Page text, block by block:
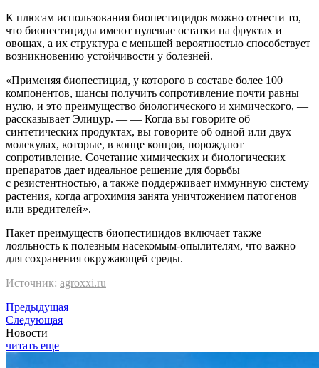
К плюсам использования биопестицидов можно отнести то,
что биопестициды имеют нулевые остатки на фруктах и ​​
овощах, а их структура с меньшей вероятностью способствует
возникновению устойчивости у болезней.
«Применяя биопестицид, у которого в составе более 100
компонентов, шансы получить сопротивление почти равны
нулю, и это преимущество биологического и химического, —
рассказывает Элицур. — — Когда вы говорите об
синтетических продуктах, вы говорите об одной или двух
молекулах, которые, в конце концов, порождают
сопротивление. Сочетание химических и биологических
препаратов дает идеальное решение для борьбы
с резистентностью, а также поддерживает иммунную систему
растения, когда агрохимия занята уничтожением патогенов
или вредителей».
Пакет преимуществ биопестицидов включает также
лояльность к полезным насекомым-опылителям, что важно
для сохранения окружающей среды.
Источник: agroxxi.ru
Предыдущая
Следующая
Новости
читать еще